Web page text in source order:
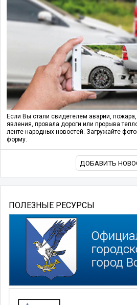
Если Вы стали свидетелем аварии,
явления, провала дороги или прорыва
ленте народных новостей. Загружайте
форму.
ДОБАВИТЬ
ПОЛЕЗНЫЕ РЕСУРСЫ